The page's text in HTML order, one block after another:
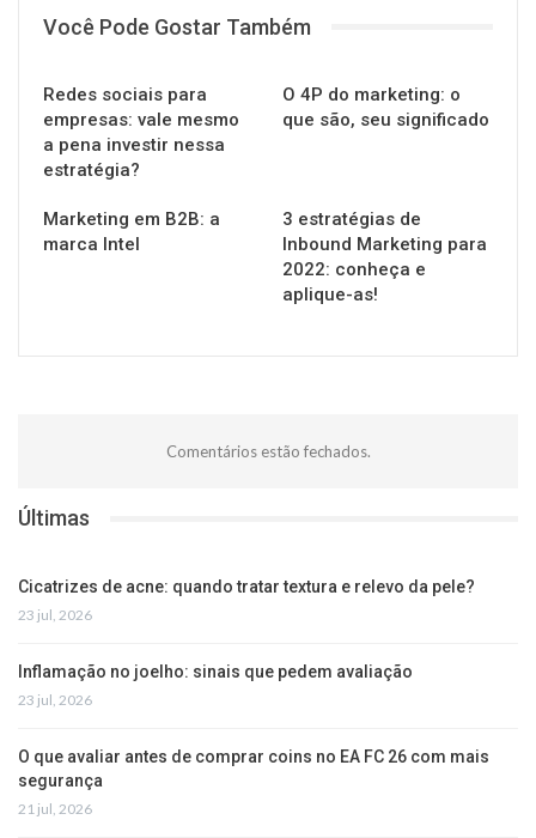
Você Pode Gostar Também
Redes sociais para
empresas: vale mesmo
a pena investir nessa
estratégia?
O 4P do marketing: o
que são, seu significado
Marketing em B2B: a
marca Intel
3 estratégias de
Inbound Marketing para
2022: conheça e
aplique-as!
Comentários estão fechados.
Últimas
Cicatrizes de acne: quando tratar textura e relevo da pele?
23 jul, 2026
Inflamação no joelho: sinais que pedem avaliação
23 jul, 2026
O que avaliar antes de comprar coins no EA FC 26 com mais
segurança
21 jul, 2026